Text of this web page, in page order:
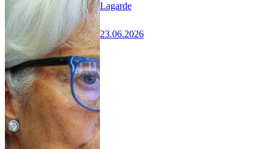
Lagarde
23.06.2026